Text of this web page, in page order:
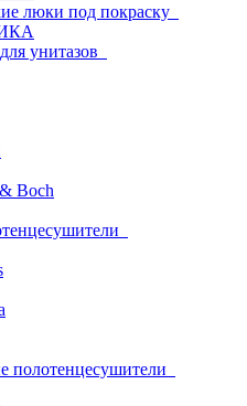
люки под покраску
унитазов
Boch
полотенцесушители